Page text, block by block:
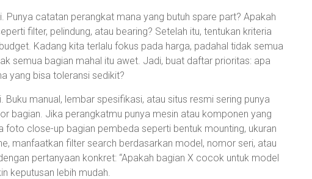
Punya catatan perangkat mana yang butuh spare part? Apakah
filter, pelindung, atau bearing? Setelah itu, tentukan kriteria
Kadang kita terlalu fokus pada harga, padahal tidak semua
semua bagian mahal itu awet. Jadi, buat daftar prioritas: apa
yang bisa toleransi sedikit?
manual, lembar spesifikasi, atau situs resmi sering punya
bagian. Jika perangkatmu punya mesin atau komponen yang
foto close-up bagian pembeda seperti bentuk mounting, ukuran
manfaatkan filter search berdasarkan model, nomor seri, atau
pertanyaan konkret: “Apakah bagian X cocok untuk model
keputusan lebih mudah.